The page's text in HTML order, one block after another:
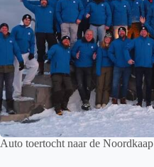
Auto toertocht naar de Noordkaap